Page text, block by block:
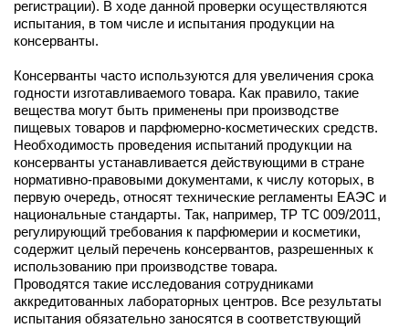
регистрации). В ходе данной проверки осуществляются
испытания, в том числе и испытания продукции на
консерванты.
Консерванты часто используются для увеличения срока
годности изготавливаемого товара. Как правило, такие
вещества могут быть применены при производстве
пищевых товаров и парфюмерно-косметических средств.
Необходимость проведения испытаний продукции на
консерванты устанавливается действующими в стране
нормативно-правовыми документами, к числу которых, в
первую очередь, относят технические регламенты ЕАЭС и
национальные стандарты. Так, например, ТР ТС 009/2011,
регулирующий требования к парфюмерии и косметики,
содержит целый перечень консервантов, разрешенных к
использованию при производстве товара.
Проводятся такие исследования сотрудниками
аккредитованных лабораторных центров. Все результаты
испытания обязательно заносятся в соответствующий